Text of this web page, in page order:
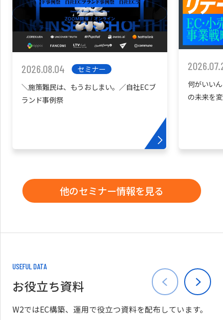
2026.08.04
セミナー
＼施策難民は、もうおしまい。／自社ECブ
ランド事例祭
何がいい
の未来を
他のセミナー情報を見る
USEFUL DATA
お役立ち資料
W2ではEC構築、運用で役立つ資料を配布しています。